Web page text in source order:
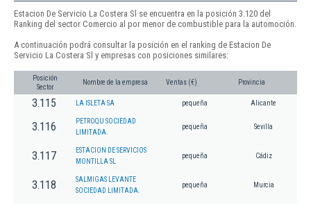
Estacion De Servicio La Costera Sl se encuentra en la posición 3.120 del
Ranking del sector Comercio al por menor de combustible para la automoción.
A continuación podrá consultar la posición en el ranking de Estacion De
Servicio La Costera Sl y empresas con posiciones similares:
Posición
Sector
Nombre de la empresa Ventas (€) Provincia
3.115 LA ISLETA SA pequeña Alicante
3.116
PETROQU SOCIEDAD
LIMITADA.
pequeña Sevilla
3.117
ESTACION DE SERVICIOS
MONTILLA SL
pequeña Cádiz
3.118
SALMIGAS LEVANTE
SOCIEDAD LIMITADA.
pequeña Murcia